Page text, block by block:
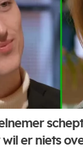
er niets